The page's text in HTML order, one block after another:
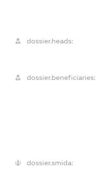
dossier.heads:
dossier.beneficiaries:
dossier.smida: